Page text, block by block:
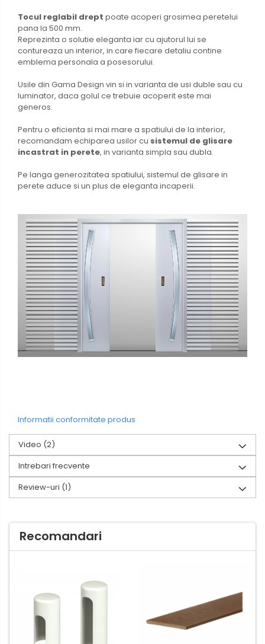
Tocul reglabil drept poate acoperi grosimea peretelui
pana la 500 mm.
Reprezinta o solutie eleganta iar cu ajutorul lui se
contureaza un interior, in care fiecare detaliu contine
emblema personala a posesorului.
Usile din Gama Design vin si in varianta de usi duble sau cu
luminator, daca golul ce trebuie acoperit este mai
generos.
Pentru o eficienta si mai mare a spatiului de la interior,
recomandam echiparea usilor cu sistemul de glisare
incastrat in perete, in varianta simpla sau dubla.
Pe langa generozitatea spatiului, sistemul de glisare in
perete aduce si un plus de eleganta incaperii.
Informatii conformitate produs
Video (2)
Intrebari frecvente
Review-uri (1)
Recomandari